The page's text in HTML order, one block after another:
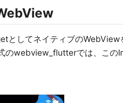
としてネイティブのWebView
のwebview_flutterでは、この